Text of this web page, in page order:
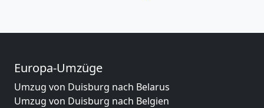
Europa-Umzüge
Umzug von Duisburg nach Belarus
Umzug von Duisburg nach Belgien